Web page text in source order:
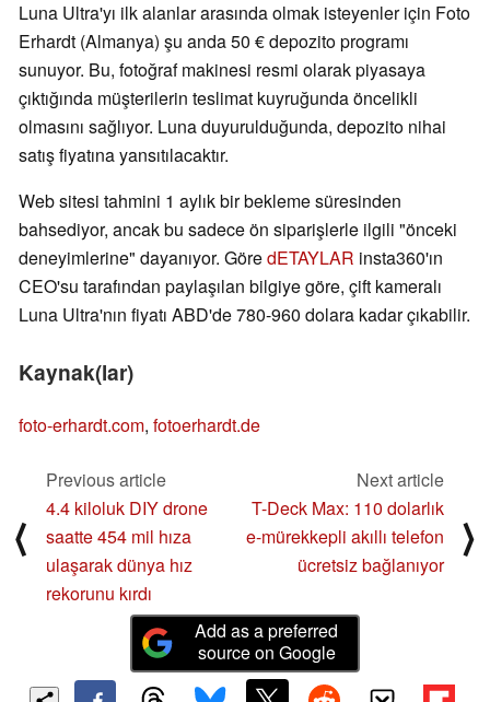
Luna Ultra'yı ilk alanlar arasında olmak isteyenler için Foto
Erhardt (Almanya) şu anda 50 € depozito programı
sunuyor. Bu, fotoğraf makinesi resmi olarak piyasaya
çıktığında müşterilerin teslimat kuyruğunda öncelikli
olmasını sağlıyor. Luna duyurulduğunda, depozito nihai
satış fiyatına yansıtılacaktır.
Web sitesi tahmini 1 aylık bir bekleme süresinden
bahsediyor, ancak bu sadece ön siparişlerle ilgili "önceki
deneyimlerine" dayanıyor. GöredETAYLAR insta360'ın
CEO'su tarafından paylaşılan bilgiye göre, çift kameralı
Luna Ultra'nın fiyatı ABD'de 780-960 dolara kadar çıkabilir.
Kaynak(lar)
foto-erhardt.com, fotoerhardt.de
⟨
Previous article
4.4 kiloluk DIY drone
saatte 454 mil hıza
ulaşarak dünya hız
rekorunu kırdı
Next article
T-Deck Max: 110 dolarlık
e-mürekkepli akıllı telefon
ücretsiz bağlanıyor
⟩
Add as a preferred
source on Google